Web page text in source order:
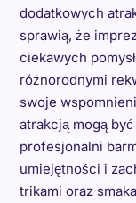
dodatkowych
sprawią, że
ciekawych
różnorodnymi
swoje
atrakcją mogą
profesjonalni
umiejętności i
trikami oraz